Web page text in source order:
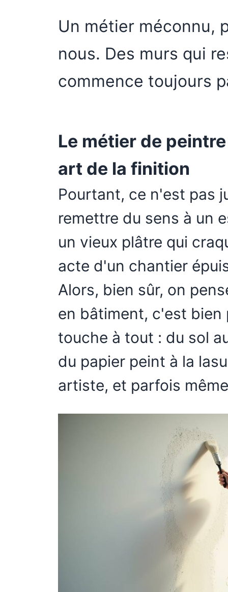
Un métier méconnu,
nous. Des murs qui
commence toujours
Le métier de
art de la finition
Pourtant, ce n'est pas
remettre du sens à un
un vieux plâtre qui
acte d'un chantier
Alors, bien sûr, on
en bâtiment, c'est bien
touche à tout : du sol
du papier peint à la
artiste, et parfois